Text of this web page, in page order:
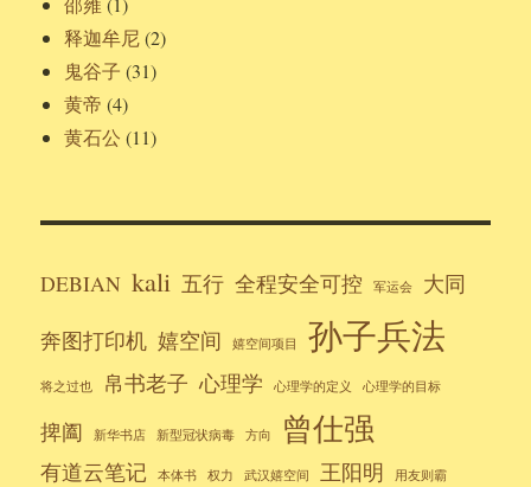
释迦牟尼(2)
鬼谷子 (31)
黄帝 (4)
黄石公 (11)
DEBIAN kali 五行 全程安全可控 军运会
大同
奔图打印机 嬉空间 嬉空间项目 孙子兵法
将之过也 帛书老子 心理学 心理学的定义 心理学的目标
捭阖 新华书店 新型冠状病毒 方向 曾仕强
有道云笔记 本体书 权力 武汉嬉空间 王阳明 用友则霸